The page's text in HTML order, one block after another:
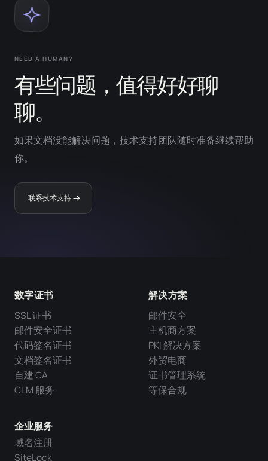
NEED A HUMAN?
有些问题，值得好好聊
聊。
如果文档没能解决问题，技术支持团队随时准备继续帮助
你。
联系技术支持
数字证书
SSL 证书
邮件安全证书
代码签名证书
文档签名证书
自建 CA
CLM 服务
企业服务
域名注册
SiteLock
解决方案
邮件安全
主机商方案
PKI 解决方案
外贸电商
证书管理系统
等保合规